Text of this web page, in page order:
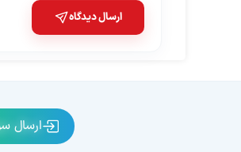
ارسال دیدگاه
ارسال